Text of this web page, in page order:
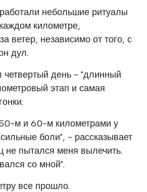
небольшие ритуалы
километре,
ветер, независимо от того, с
дул.
четвертый день - "длинный
этап и самая
м и 60-м километрами у
боли", - рассказывает
не пытался меня вылечить.
со мной".
все прошло.